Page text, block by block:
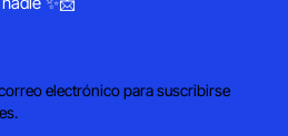
electrónico para suscribirse